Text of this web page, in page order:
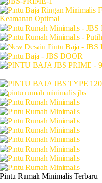
Pintu Rumah Minimalis Terbaru